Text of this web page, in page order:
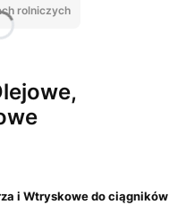
rolniczych
i Wtryskowe do ciągników